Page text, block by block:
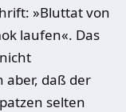
»Bluttat von
laufen«. Das
daß der
selten